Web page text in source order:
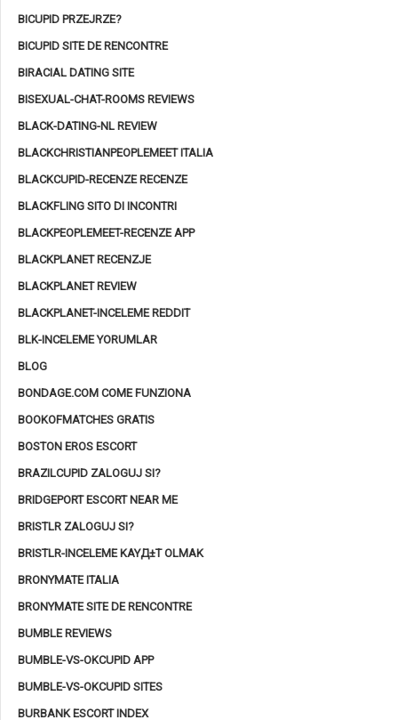
BICUPID PRZEJRZE?
BICUPID SITE DE RENCONTRE
BIRACIAL DATING SITE
BISEXUAL-CHAT-ROOMS REVIEWS
BLACK-DATING-NL REVIEW
BLACKCHRISTIANPEOPLEMEET ITALIA
BLACKCUPID-RECENZE RECENZE
BLACKFLING SITO DI INCONTRI
BLACKPEOPLEMEET-RECENZE APP
BLACKPLANET RECENZJE
BLACKPLANET REVIEW
BLACKPLANET-INCELEME REDDIT
BLK-INCELEME YORUMLAR
BLOG
BONDAGE.COM COME FUNZIONA
BOOKOFMATCHES GRATIS
BOSTON EROS ESCORT
BRAZILCUPID ZALOGUJ SI?
BRIDGEPORT ESCORT NEAR ME
BRISTLR ZALOGUJ SI?
BRISTLR-INCELEME KAYД±T OLMAK
BRONYMATE ITALIA
BRONYMATE SITE DE RENCONTRE
BUMBLE REVIEWS
BUMBLE-VS-OKCUPID APP
BUMBLE-VS-OKCUPID SITES
BURBANK ESCORT INDEX